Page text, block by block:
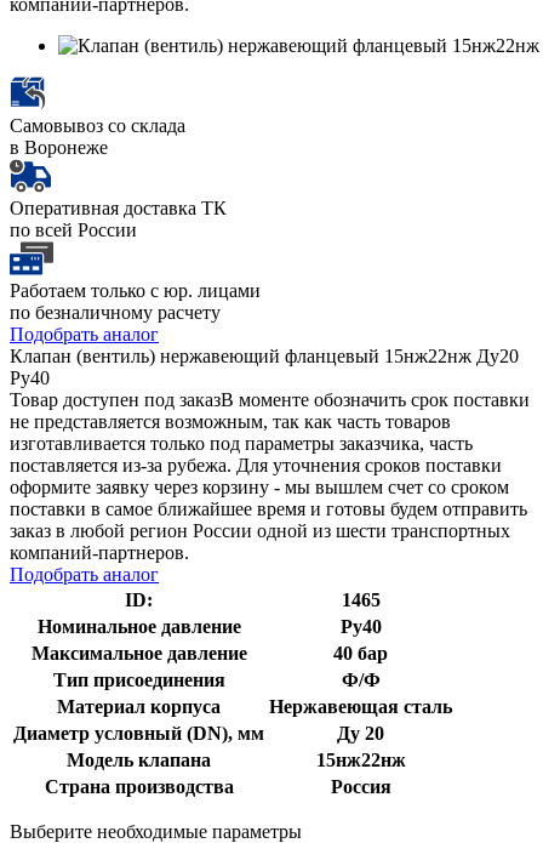
компаний-партнеров.
Самовывоз со склада
в Воронеже
Оперативная доставка ТК
по всей России
Работаем только с юр. лицами
по безналичному расчету
Подобрать аналог
Клапан (вентиль) нержавеющий фланцевый 15нж22нж Ду20
Ру40
Товар доступен под заказВ моменте обозначить срок поставки
не представляется возможным, так как часть товаров
изготавливается только под параметры заказчика, часть
поставляется из-за рубежа. Для уточнения сроков поставки
оформите заявку через корзину - мы вышлем счет со сроком
поставки в самое ближайшее время и готовы будем отправить
заказ в любой регион России одной из шести транспортных
компаний-партнеров.
Подобрать аналог
ID:
1465
Номинальное давление
Ру40
Максимальное давление
40 бар
Тип присоединения
Ф/Ф
Материал корпуса
Нержавеющая сталь
Диаметр условный (DN), мм
Ду 20
Модель клапана
15нж22нж
Страна производства
Россия
Выберите необходимые параметры